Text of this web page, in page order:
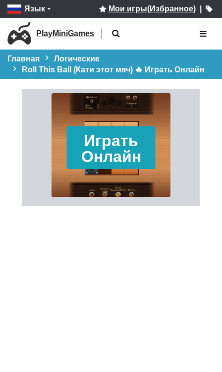
Язык Мои игры(Избранное)|
PlayMiniGames
Главная
Логические
Roll This Ball (Кати этот мяч) 🔥 Играть Онлайн
Играть
Онлайн